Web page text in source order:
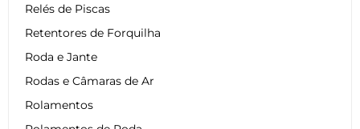
Relés de Piscas
Retentores de Forquilha
Roda e Jante
Rodas e Câmaras de Ar
Rolamentos